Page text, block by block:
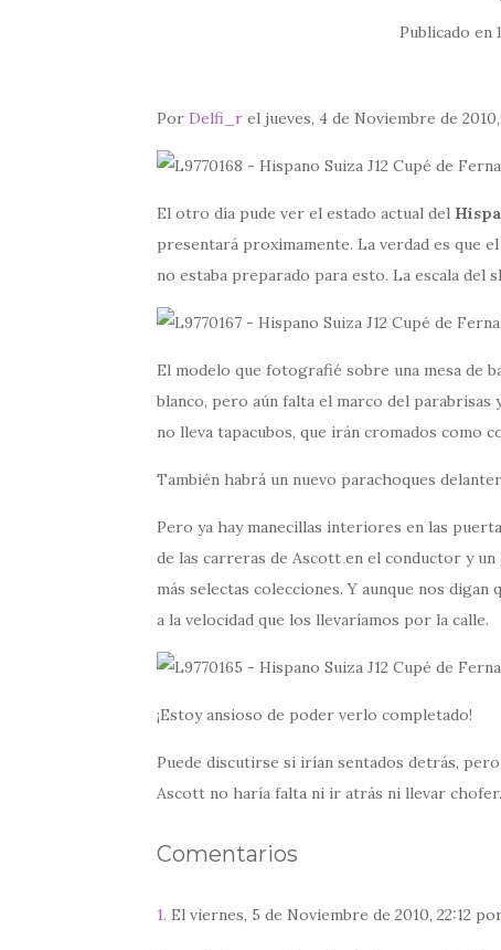
Publicado en
Por Delfi_r el jueves, 4 de Noviembre de 2010,
El otro día pude ver el estado actual del
presentará proximamente. La verdad es que
no estaba preparado para esto. La escala del
El modelo que fotografié sobre una mesa de
blanco, pero aún falta el marco del parabrisas
no lleva tapacubos, que irán cromados como
También habrá un nuevo parachoques
Pero ya hay manecillas interiores en las
de las carreras de Ascott en el conductor y
más selectas colecciones. Y aunque nos
a la velocidad que los llevaríamos por la calle.
¡Estoy ansioso de poder verlo completado!
Puede discutirse si irían sentados detrás,
Ascott no haría falta ni ir atrás ni llevar chofer.
Comentarios
1. El viernes, 5 de Noviembre de 2010, 22:12